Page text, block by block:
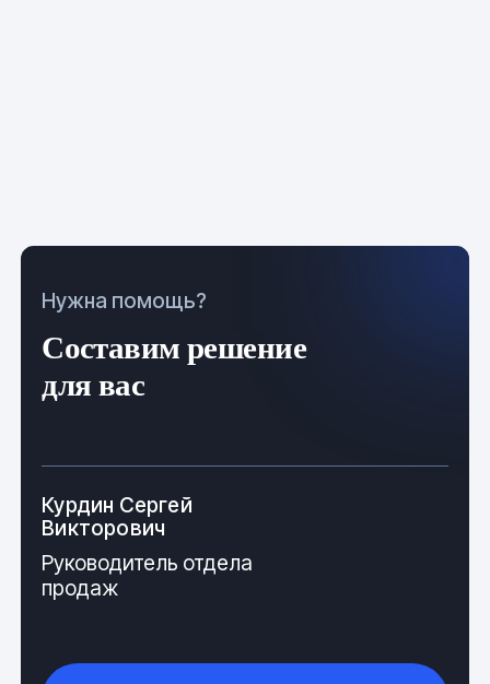
Нужна помощь?
Составим решение
для вас
Курдин Сергей
Викторович
Руководитель отдела
продаж